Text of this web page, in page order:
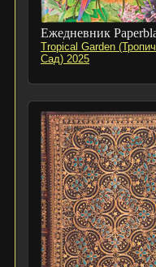
Ежедневник
Tropical Garden
Сад) 2025